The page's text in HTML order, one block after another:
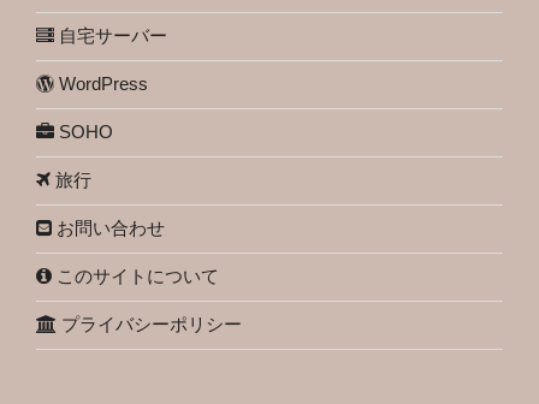
自宅サーバー
WordPress
SOHO
旅行
お問い合わせ
このサイトについて
プライバシーポリシー